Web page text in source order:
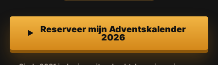
Reserveer mijn Adventskalender
2026